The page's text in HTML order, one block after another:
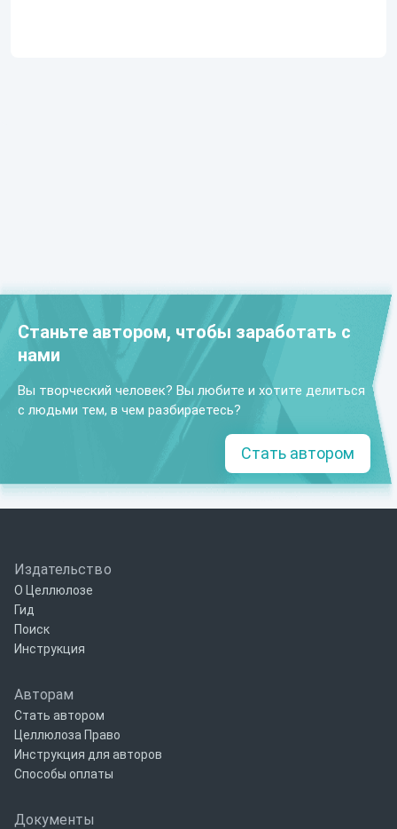
Станьте автором, чтобы заработать с
нами
Вы творческий человек? Вы любите и хотите делиться
с людьми тем, в чем разбираетесь?
Стать автором
Издательство
О Целлюлозе
Гид
Поиск
Инструкция
Авторам
Стать автором
Целлюлоза Право
Инструкция для авторов
Способы оплаты
Документы